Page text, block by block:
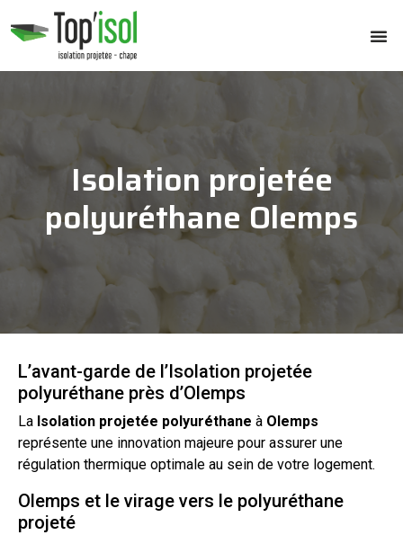
Isolation projetée
polyuréthane Olemps
L’avant-garde de l’Isolation projetée
polyuréthane près d’Olemps
La Isolation projetée polyuréthane à Olemps
représente une innovation majeure pour assurer une
régulation thermique optimale au sein de votre logement.
Olemps et le virage vers le polyuréthane
projeté